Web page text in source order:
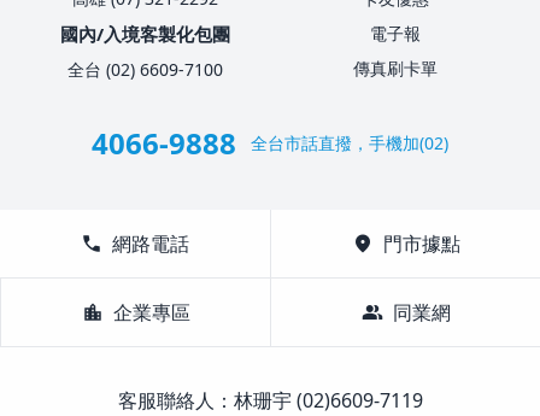
國內/入境客製化包團
全台 (02) 6609-7100
電子報
傳真刷卡單
4066-9888 全台市話直撥，手機加(02)
call 網路電話 location_on 門市據點
location_city 企業專區 group 同業網
客服聯絡人：林珊宇 (02)6609-7119